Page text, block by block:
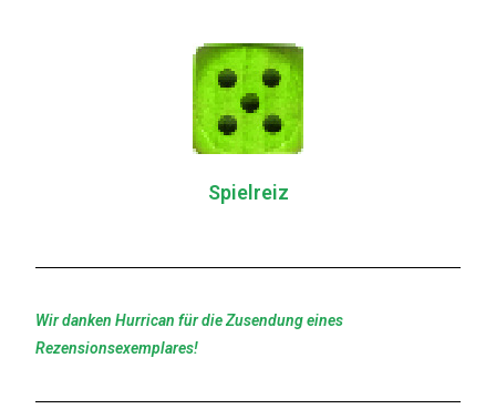
Spielreiz
Wir danken Hurrican für die Zusendung eines
Rezensionsexemplares!